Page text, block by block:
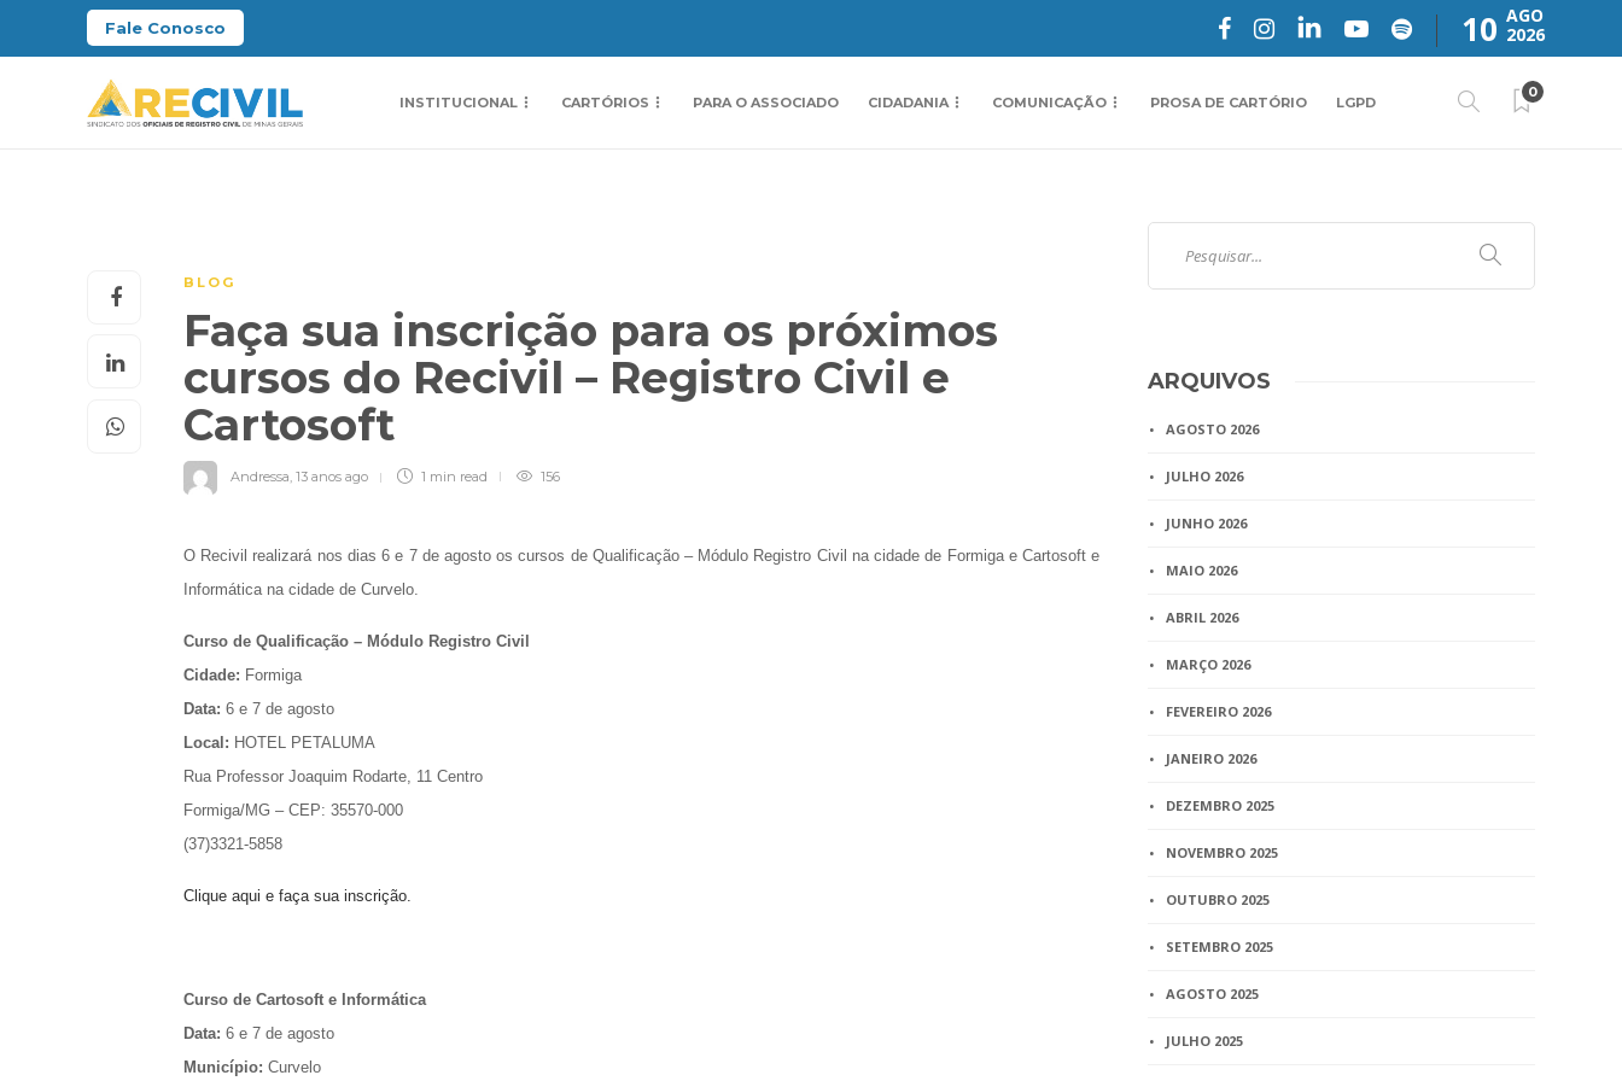
Fale Conosco 10 AGO
2026
INSTITUCIONAL CARTÓRIOS PARA O ASSOCIADO CIDADANIA COMUNICAÇÃO PROSA DE CARTÓRIO LGPD
0
BLOG
Faça sua inscrição para os próximos
cursos do Recivil – Registro Civil e
Cartosoft
Andressa, 13 anos ago 1 min read 156
O Recivil realizará nos dias 6 e 7 de agosto os cursos de Qualificação – Módulo Registro Civil na cidade de Formiga e Cartosoft e
Informática na cidade de Curvelo.
Curso de Qualificação – Módulo Registro Civil
Cidade: Formiga
Data: 6 e 7 de agosto
Local: HOTEL PETALUMA
Rua Professor Joaquim Rodarte, 11 Centro
Formiga/MG – CEP: 35570-000
(37)3321-5858
Clique aqui e faça sua inscrição.
Curso de Cartosoft e Informática
Data: 6 e 7 de agosto
Município: Curvelo
ARQUIVOS
AGOSTO 2026
JULHO 2026
JUNHO 2026
MAIO 2026
ABRIL 2026
MARÇO 2026
FEVEREIRO 2026
JANEIRO 2026
DEZEMBRO 2025
NOVEMBRO 2025
OUTUBRO 2025
SETEMBRO 2025
AGOSTO 2025
JULHO 2025